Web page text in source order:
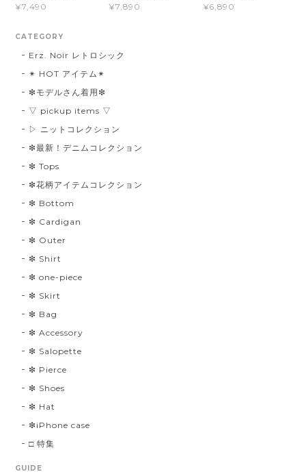
¥7,490
¥7,890
¥6,890
CATEGORY
Erz. Noir レトロシック
✴︎ HOT アイテム✴︎
❇︎モデルさん着用❇︎
▽ pickup items ▽
▷ ニットコレクション
❇︎最新！デニムコレクション
❇︎ Tops
❇︎花柄アイテムコレクション
❇︎ Bottom
❇︎ Cardigan
❇︎ Outer
❇︎ Shirt
❇︎ one-piece
❇︎ Skirt
❇︎ Bag
❇︎ Accessory
❇︎ Salopette
❇︎ Pierce
❇︎ Shoes
❇︎ Hat
❇︎iPhone case
□ 特集
GUIDE